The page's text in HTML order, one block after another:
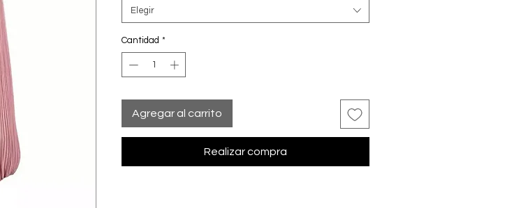
Elegir
Cantidad *
Agregar al carrito
Realizar compra